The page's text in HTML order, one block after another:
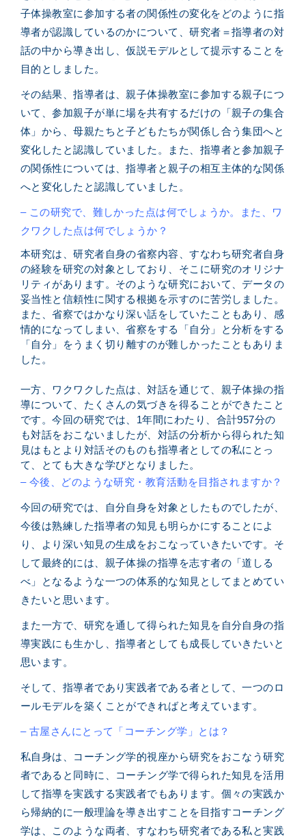
子体操教室に参加する者の関係性の変化をどのように指
導者が認識しているのかについて、研究者＝指導者の対
話の中から導き出し、仮説モデルとして提示することを
目的としました。
その結果、指導者は、親子体操教室に参加する親子につ
いて、参加親子が単に場を共有するだけの「親子の集合
体」から、母親たちと子どもたちが関係し合う集団へと
変化したと認識していました。また、指導者と参加親子
の関係性については、指導者と親子の相互主体的な関係
へと変化したと認識していました。
– この研究で、難しかった点は何でしょうか。また、ワ
クワクした点は何でしょうか？
本研究は、研究者自身の省察内容、すなわち研究者自身
の経験を研究の対象としており、 そこに研究のオリジナ
リティがあります。そのような研究において、 データの
妥当性と信頼性に関する根拠を示すのに苦労しました。
また、省察ではかなり深い話をしていたこともあり、 感
情的になってしまい、省察をする「自分」と分析をする
「自分」
をうまく切り離すのが難しかったこともありま
した。
一方、ワクワクした点は、対話を通じて、 親子体操の指
導について、たくさんの気づきを得ることができたこ と
です。今回の研究では、1年間にわたり、 合計957分の
も対話をおこないましたが、 対話の分析から得られた知
見はもとより対話そのものも指導者としての私にとっ
て、とても大きな学びとなりました。
– 今後、どのような研究・教育活動を目指されますか？
今回の研究では、自分自身を対象としたものでしたが、
今後は熟練した指導者の知見も明らかにすることによ
り、より深い知見の生成をおこなっていきたいです。そ
して最終的には、親子体操の指導を志す者の「道しる
べ」となるような一つの体系的な知見としてまとめてい
きたいと思います。
また一方で、研究を通して得られた知見を自分自身の指
導実践にも生かし、指導者としても成長していきたいと
思います。
そして、指導者であり実践者である者として、一つのロ
ールモデルを築くことができればと考えています。
– 古屋さんにとって「コーチング学」とは？
私自身は、コーチング学的視座から研究をおこなう研究
者であると同時に、コーチング学で得られた知見を活用
して指導を実践する実践者でもあります。個々の実践か
ら帰納的に一般理論を導き出すことを目指すコーチング
学は、このような両者、すなわち研究者である私と実践